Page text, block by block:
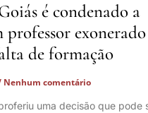
é condenado a
exonerado
de formação
Nenhum comentário
uma decisão que pode